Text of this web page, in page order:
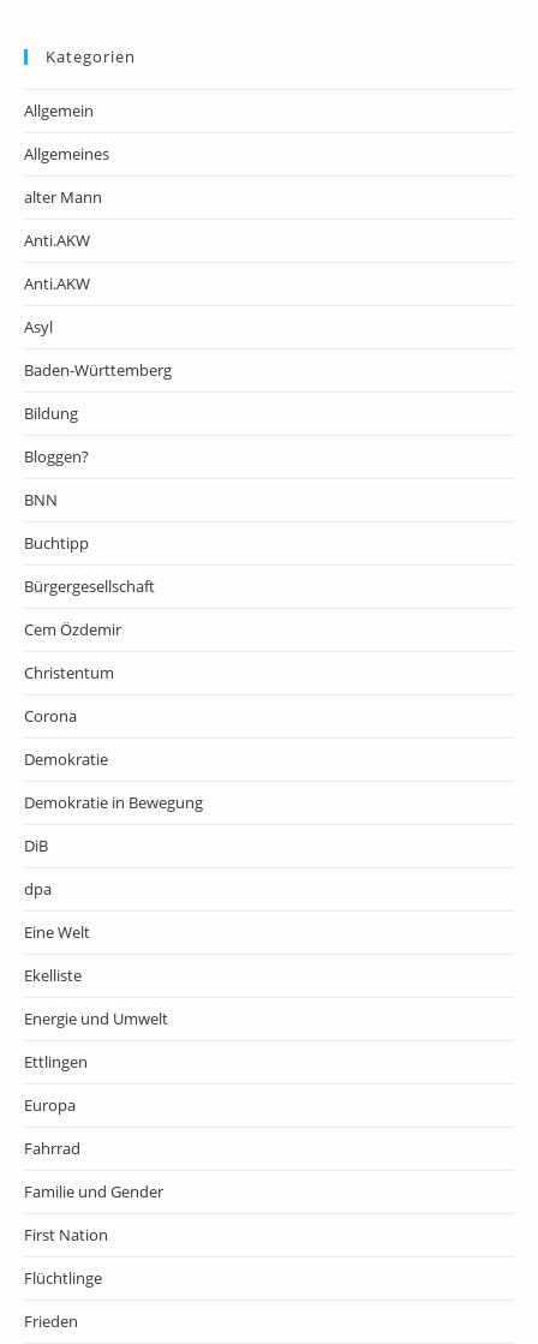
Kategorien
Allgemein
Allgemeines
alter Mann
Anti.AKW
Anti.AKW
Asyl
Baden-Württemberg
Bildung
Bloggen?
BNN
Buchtipp
Bürgergesellschaft
Cem Özdemir
Christentum
Corona
Demokratie
Demokratie in Bewegung
DiB
dpa
Eine Welt
Ekelliste
Energie und Umwelt
Ettlingen
Europa
Fahrrad
Familie und Gender
First Nation
Flüchtlinge
Frieden